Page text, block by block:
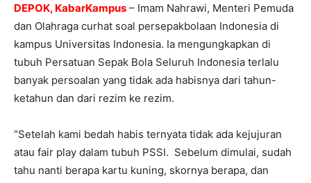
DEPOK, KabarKampus – Imam Nahrawi, Menteri Pemuda
dan Olahraga curhat soal persepakbolaan Indonesia di
kampus Universitas Indonesia. Ia mengungkapkan di
tubuh Persatuan Sepak Bola Seluruh Indonesia terlalu
banyak persoalan yang tidak ada habisnya dari tahun-
ketahun dan dari rezim ke rezim.
“Setelah kami bedah habis ternyata tidak ada kejujuran
atau fair play dalam tubuh PSSI. Sebelum dimulai, sudah
tahu nanti berapa kartu kuning, skornya berapa, dan